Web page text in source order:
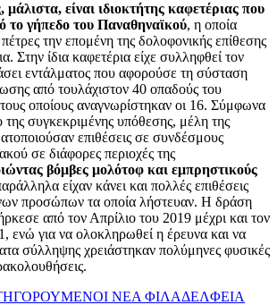
είναι ιδιοκτήτης καφετέριας που
το γήπεδο του Παναθηναϊκού, η οποία
την επομένη της δολοφονικής επίθεσης
Στην ίδια καφετέρια είχε συλληφθεί τον
εντάλματος που αφορούσε τη σύσταση
από τουλάχιστον 40 οπαδούς του
οποίους αναγνωρίστηκαν οι 16. Σύμφωνα
της συγκεκριμένης υπόθεσης, μέλη της
επιθέσεις σε συνδέσμους
σε διάφορες περιοχές της
βόμβες μολότοφ και εμπρηστικούς
είχαν κάνει και πολλές επιθέσεις
προσώπων τα οποία λήστευαν. Η δράση
από τον Απρίλιο του 2019 μέχρι και τον
ενώ για να ολοκληρωθεί η έρευνα και να
σύλληψης χρειάστηκαν πολύμηνες φυσικές
ΝΕΑ ΦΙΛΑΔΕΛΦΕΙΑ